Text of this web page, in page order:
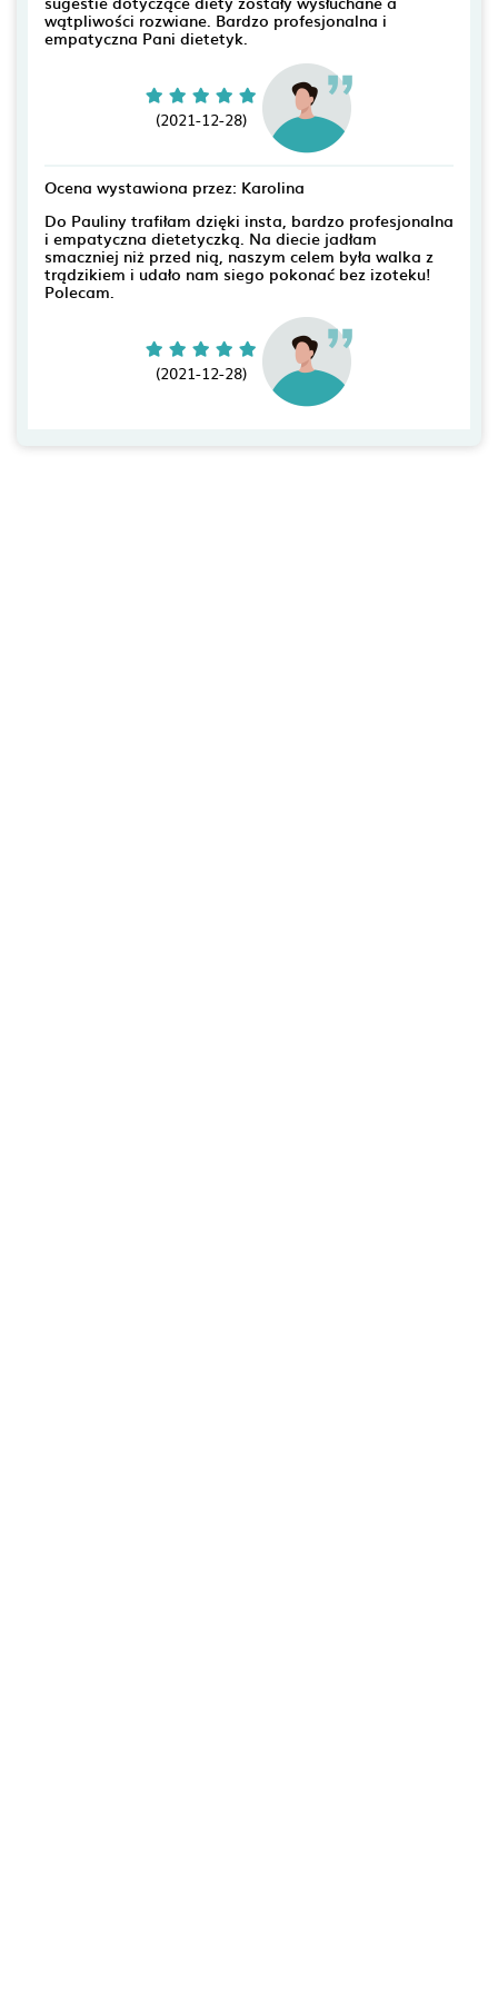
wątpliwości rozwiane. Bardzo profesjonalna i
empatyczna Pani dietetyk.
(2021-12-28)
Ocena wystawiona przez: Karolina
Do Pauliny trafiłam dzięki insta, bardzo profesjonalna
i empatyczna dietetyczką. Na diecie jadłam
smaczniej niż przed nią, naszym celem była walka z
trądzikiem i udało nam siego pokonać bez izoteku!
Polecam.
(2021-12-28)